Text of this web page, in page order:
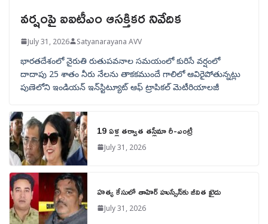
వర్షంపై ఐఐటీఎం ఆసక్తికర నివేదిక
July 31, 2026 Satyanarayana AVV
భారతదేశంలో నైరుతి రుతుపవనాల సమయంలో కురిసే వర్షంలో
దాదాపు 25 శాతం నీరు నేలను తాకకముందే గాలిలో ఆవిరైపోతున్నట్లు
పుణెలోని ఇండియన్ ఇన్‌స్టిట్యూట్ ఆఫ్ ట్రాపికల్ మెటీరియాలజీ
19 ఏళ్ల తర్వాత తస్లీమా రీ-ఎంట్రీ
July 31, 2026
హత్య కేసులో తాహిర్ హుస్సేన్‌కు జీవిత ఖైదు
July 31, 2026